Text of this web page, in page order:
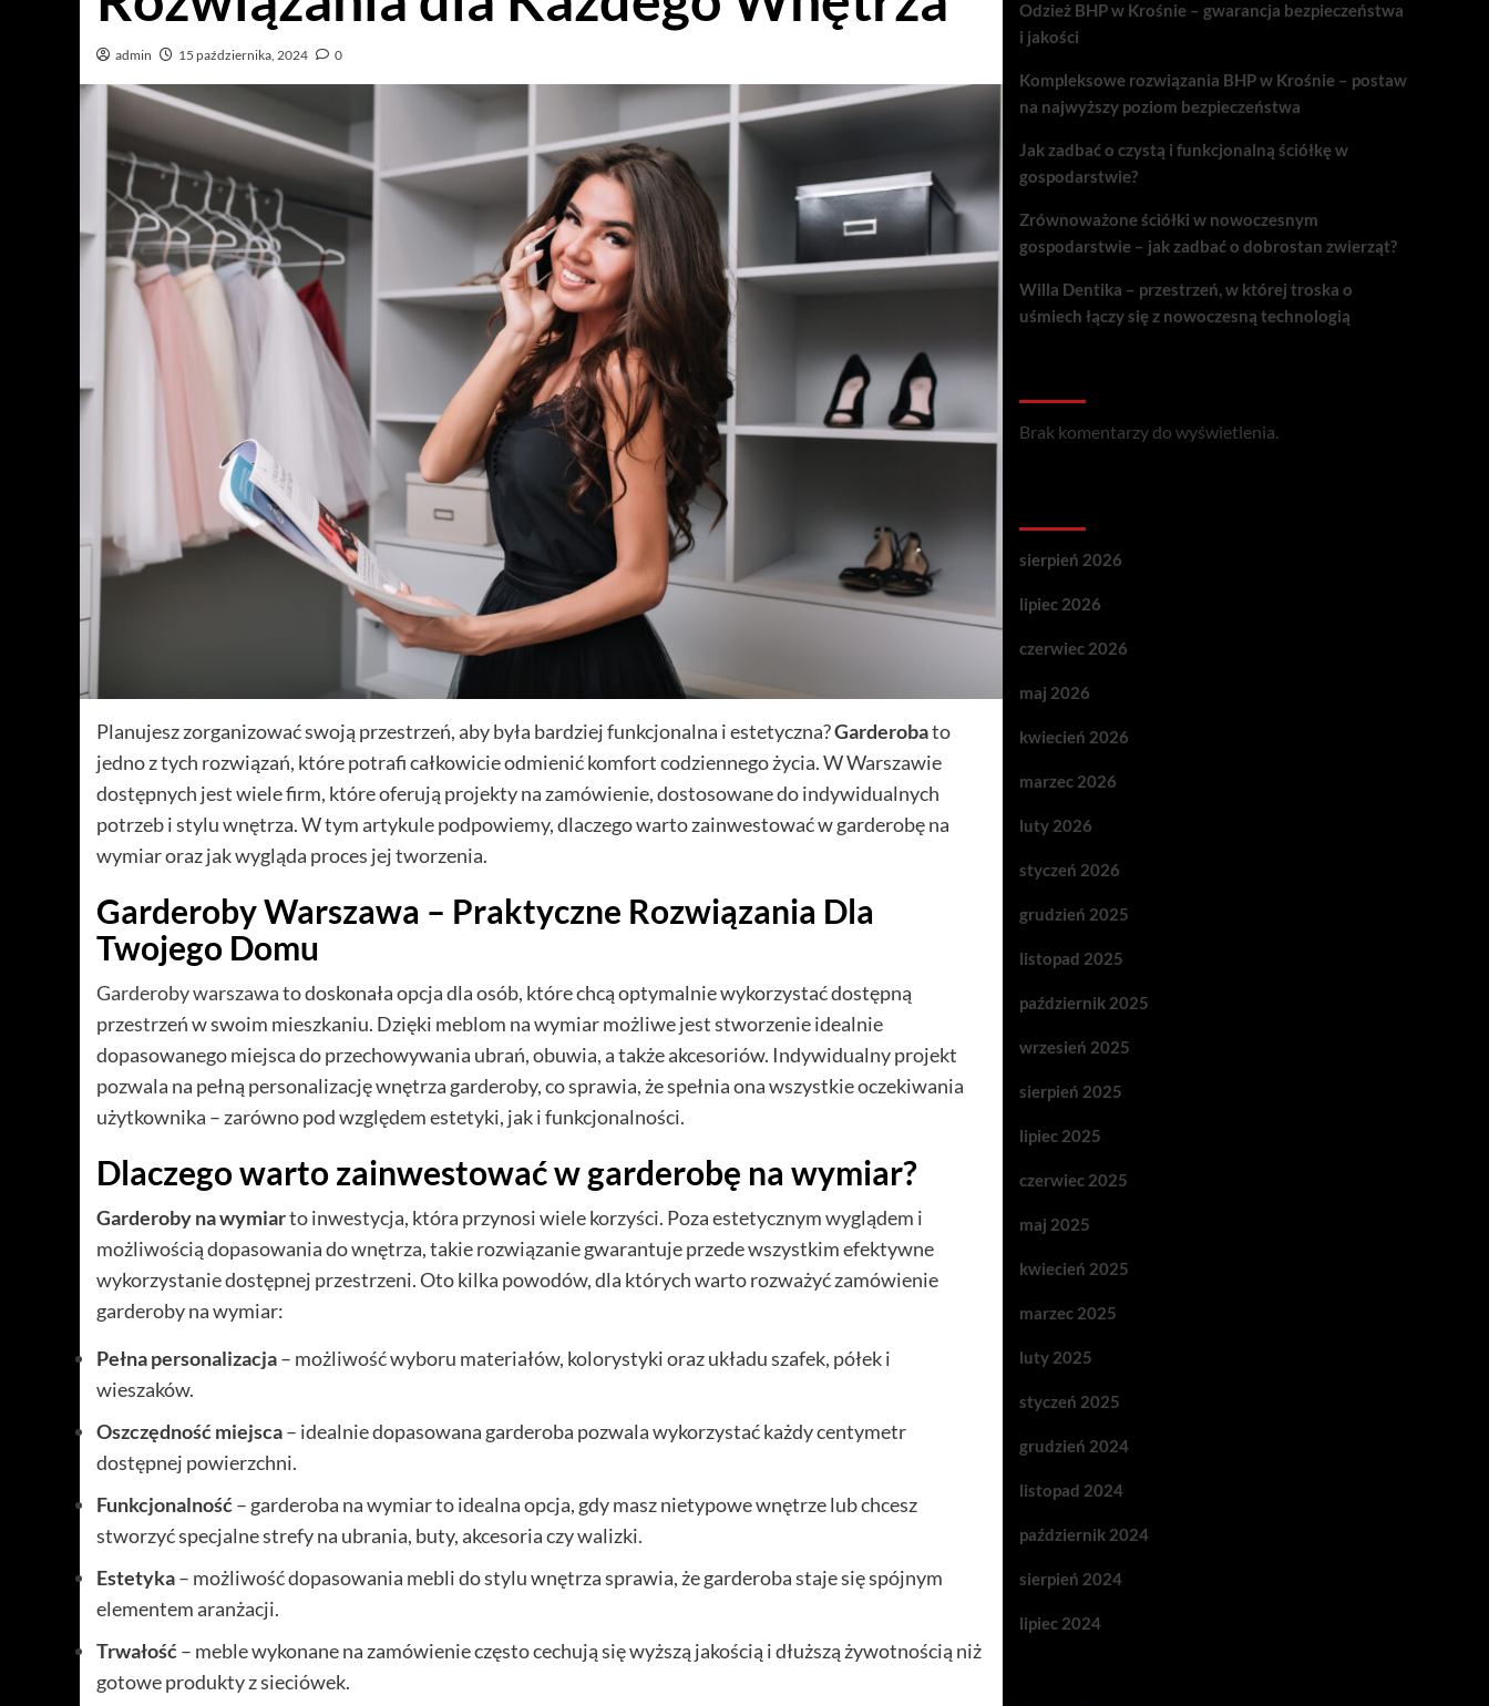
admin 15 października, 2024 0
Planujesz zorganizować swoją przestrzeń, aby była bardziej funkcjonalna i estetyczna?Garderobato
jedno z tych rozwiązań, które potrafi całkowicie odmienić komfort codziennego życia. W Warszawie
dostępnych jest wiele firm, które oferują projekty na zamówienie, dostosowane do indywidualnych
potrzeb i stylu wnętrza. W tym artykule podpowiemy, dlaczego warto zainwestować w garderobę na
wymiar oraz jak wygląda proces jej tworzenia.
Garderoby Warszawa – Praktyczne Rozwiązania Dla
Twojego Domu
Garderoby warszawato doskonała opcja dla osób, które chcą optymalnie wykorzystać dostępną
przestrzeń w swoim mieszkaniu. Dzięki meblom na wymiar możliwe jest stworzenie idealnie
dopasowanego miejsca do przechowywania ubrań, obuwia, a także akcesoriów. Indywidualny projekt
pozwala na pełną personalizację wnętrza garderoby, co sprawia, że spełnia ona wszystkie oczekiwania
użytkownika – zarówno pod względem estetyki, jak i funkcjonalności.
Dlaczego warto zainwestować w garderobę na wymiar?
Garderoby na wymiarto inwestycja, która przynosi wiele korzyści. Poza estetycznym wyglądem i
możliwością dopasowania do wnętrza, takie rozwiązanie gwarantuje przede wszystkim efektywne
wykorzystanie dostępnej przestrzeni. Oto kilka powodów, dla których warto rozważyć zamówienie
garderoby na wymiar:
Pełna personalizacja– możliwość wyboru materiałów, kolorystyki oraz układu szafek, półek i
wieszaków.
Oszczędność miejsca– idealnie dopasowana garderoba pozwala wykorzystać każdy centymetr
dostępnej powierzchni.
Funkcjonalność– garderoba na wymiar to idealna opcja, gdy masz nietypowe wnętrze lub chcesz
stworzyć specjalne strefy na ubrania, buty, akcesoria czy walizki.
Estetyka– możliwość dopasowania mebli do stylu wnętrza sprawia, że garderoba staje się spójnym
elementem aranżacji.
Trwałość– meble wykonane na zamówienie często cechują się wyższą jakością i dłuższą żywotnością niż
gotowe produkty z sieciówek.
Odzież BHP w Krośnie – gwarancja bezpieczeństwa
i jakości
Kompleksowe rozwiązania BHP w Krośnie – postaw
na najwyższy poziom bezpieczeństwa
Jak zadbać o czystą i funkcjonalną ściółkę w
gospodarstwie?
Zrównoważone ściółki w nowoczesnym
gospodarstwie – jak zadbać o dobrostan zwierząt?
Willa Dentika – przestrzeń, w której troska o
uśmiech łączy się z nowoczesną technologią
Brak komentarzy do wyświetlenia.
sierpień 2026
lipiec 2026
czerwiec 2026
maj 2026
kwiecień 2026
marzec 2026
luty 2026
styczeń 2026
grudzień 2025
listopad 2025
październik 2025
wrzesień 2025
sierpień 2025
lipiec 2025
czerwiec 2025
maj 2025
kwiecień 2025
marzec 2025
luty 2025
styczeń 2025
grudzień 2024
listopad 2024
październik 2024
sierpień 2024
lipiec 2024